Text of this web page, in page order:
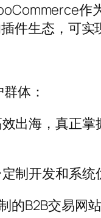
件生态，可
体：
出海，真正
制开发和系
的B2B交易网